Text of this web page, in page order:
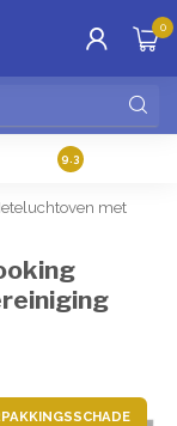
0
Gratis
9.3
met